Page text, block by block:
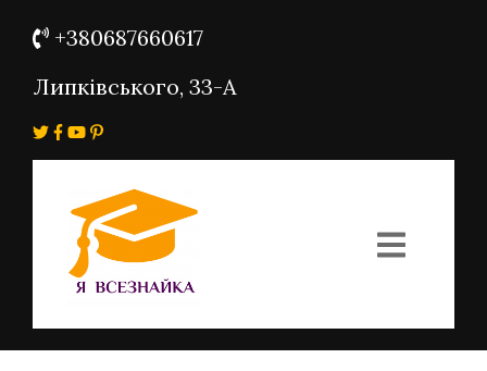
+380687660617
Липківського, 33-А